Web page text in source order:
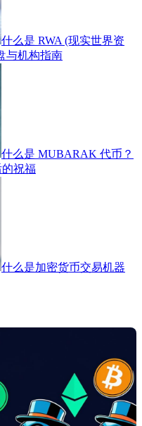
什么是 RWA (现实世界资
与机构指南
什么是 MUBARAK 代币？
祝福
什么是加密货币交易机器